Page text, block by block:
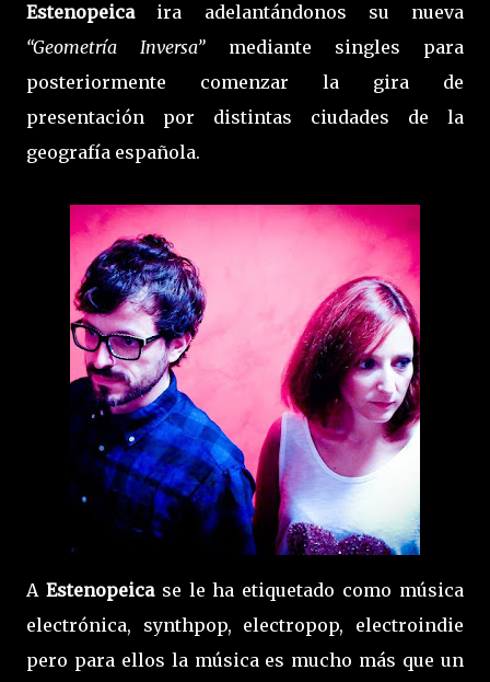
Estenopeica ira adelantándonos su nueva
“Geometría Inversa”mediante singles para
posteriormente comenzar la gira de
presentación por distintas ciudades de la
geografía española.
A Estenopeica se le ha etiquetado como música
electrónica, synthpop, electropop, electroindie
pero para ellos la música es mucho más que un